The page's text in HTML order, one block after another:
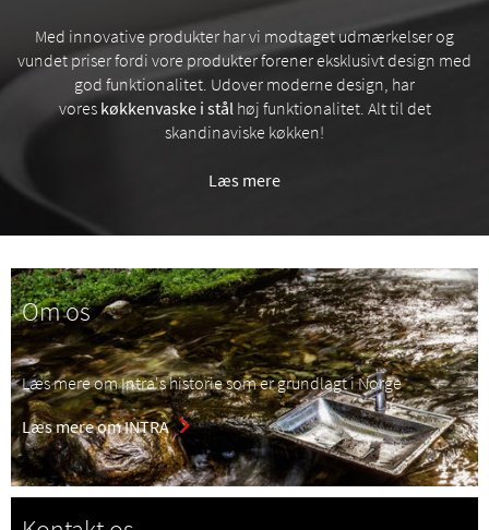
Med innovative produkter har vi modtaget udmærkelser og
vundet priser fordi vore produkter forener eksklusivt design med
god funktionalitet. Udover moderne design, har
vores køkkenvaske i stål høj funktionalitet. Alt til det
skandinaviske køkken!
Læs mere
Om os
Læs mere om Intra's historie som er grundlagt i Norge
Læs mere om INTRA